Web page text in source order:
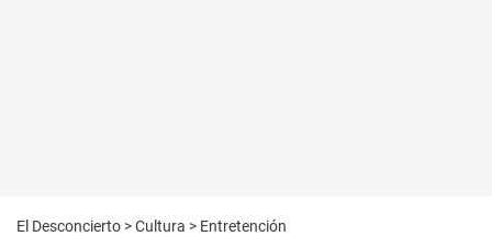
El Desconcierto >Cultura > Entretención